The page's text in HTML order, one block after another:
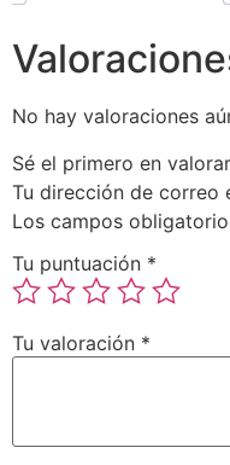
No hay valoraciones
Sé el primero en
Tu dirección de correo
Los campos
Tu puntuación *
Tu valoración *